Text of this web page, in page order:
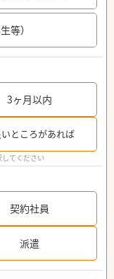
等）
3ヶ月以内
いところがあれば
てください
契約社員
派遣